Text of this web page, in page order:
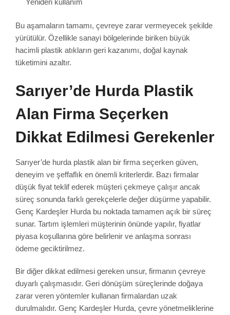
Yeniden kullanım
Bu aşamaların tamamı, çevreye zarar vermeyecek şekilde
yürütülür. Özellikle sanayi bölgelerinde biriken büyük
hacimli plastik atıkların geri kazanımı, doğal kaynak
tüketimini azaltır.
Sarıyer’de Hurda Plastik
Alan Firma Seçerken
Dikkat Edilmesi Gerekenler
Sarıyer’de hurda plastik alan bir firma seçerken güven,
deneyim ve şeffaflık en önemli kriterlerdir. Bazı firmalar
düşük fiyat teklif ederek müşteri çekmeye çalışır ancak
süreç sonunda farklı gerekçelerle değer düşürme yapabilir.
Genç Kardeşler Hurda bu noktada tamamen açık bir süreç
sunar. Tartım işlemleri müşterinin önünde yapılır, fiyatlar
piyasa koşullarına göre belirlenir ve anlaşma sonrası
ödeme geciktirilmez.
Bir diğer dikkat edilmesi gereken unsur, firmanın çevreye
duyarlı çalışmasıdır. Geri dönüşüm süreçlerinde doğaya
zarar veren yöntemler kullanan firmalardan uzak
durulmalıdır. Genç Kardeşler Hurda, çevre yönetmeliklerine